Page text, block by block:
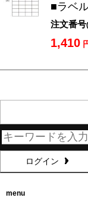
■ラベ
注文番号
1,410
ログイン
menu